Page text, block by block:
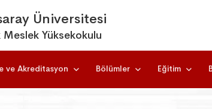
Üniversitesi
Meslek Yüksekokulu
ve Akreditasyon Bölümler Eğitim